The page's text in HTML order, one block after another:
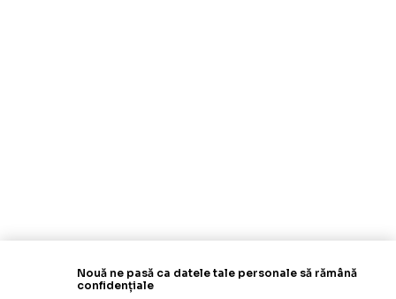
Nouă ne pasă ca datele tale personale să rămână
confidențiale